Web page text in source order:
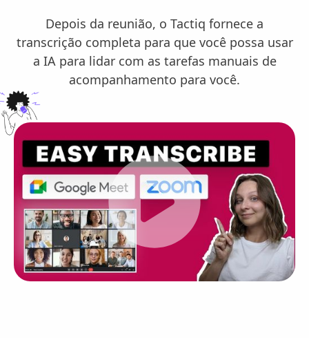
Depois da reunião, o Tactiq fornece a
transcrição completa para que você possa usar
a IA para lidar com as tarefas manuais de
acompanhamento para você.